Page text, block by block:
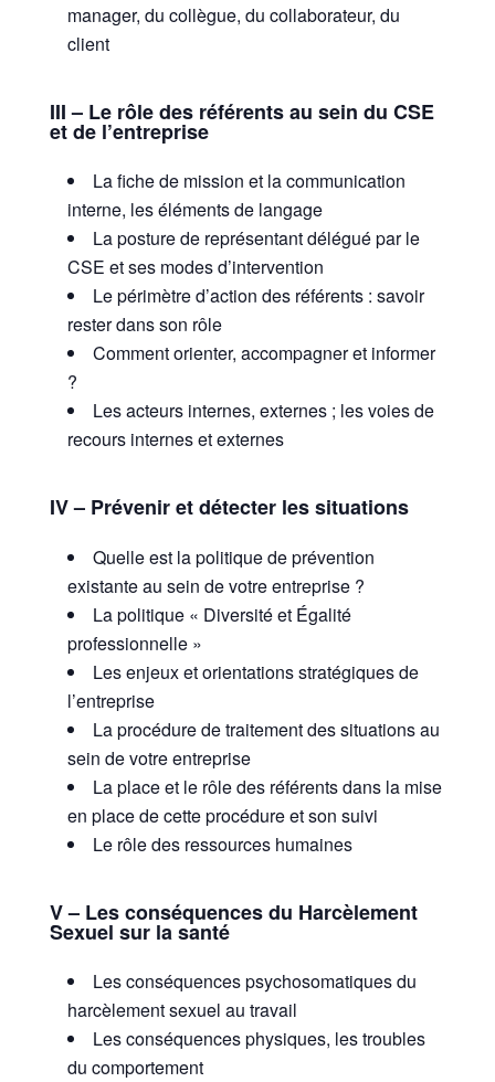
manager, du collègue, du collaborateur, du
client
III – Le rôle des référents au sein du CSE
et de l’entreprise
La fiche de mission et la communication
interne, les éléments de langage
La posture de représentant délégué par le
CSE et ses modes d’intervention
Le périmètre d’action des référents : savoir
rester dans son rôle
Comment orienter, accompagner et informer
?
Les acteurs internes, externes ; les voies de
recours internes et externes
IV – Prévenir et détecter les situations
Quelle est la politique de prévention
existante au sein de votre entreprise ?
La politique « Diversité et Égalité
professionnelle »
Les enjeux et orientations stratégiques de
l’entreprise
La procédure de traitement des situations au
sein de votre entreprise
La place et le rôle des référents dans la mise
en place de cette procédure et son suivi
Le rôle des ressources humaines
V – Les conséquences du Harcèlement
Sexuel sur la santé
Les conséquences psychosomatiques du
harcèlement sexuel au travail
Les conséquences physiques, les troubles
du comportement